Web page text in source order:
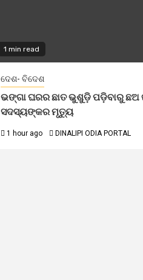
1 min read
ଦେଶ- ବିଦେଶ
ଭଙ୍ଗା ଘରର ଛାତ ଭୁଶୁଡ଼ି ପଡ଼ିବାରୁ ଛଅ
ସଦସ୍ୟଙ୍କର ମୃତ୍ୟୁ
1 hour ago DINALIPI ODIA PORTAL